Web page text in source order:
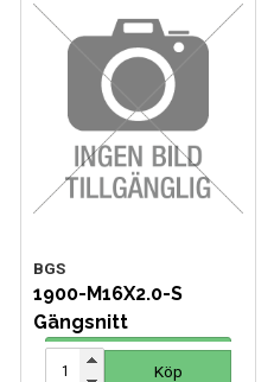
BGS
1900-M16X2.0-S
Gängsnitt
62 SEK
Köp